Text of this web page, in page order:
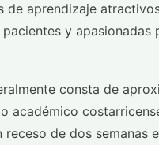
aprendizaje
y
consta de
académico
de dos semanas